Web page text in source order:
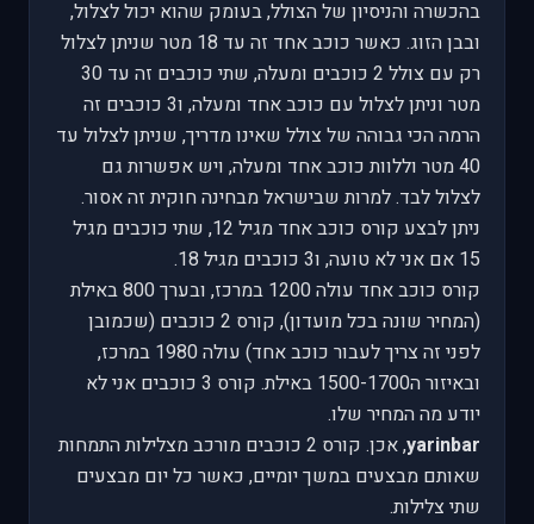
בהכשרה והניסיון של הצולל, בעומק שהוא יכול לצלול,
ובבן הזוג. כאשר כוכב אחד זה עד 18 מטר שניתן לצלול
רק עם צולל 2 כוכבים ומעלה, שתי כוכבים זה עד 30
מטר וניתן לצלול עם כוכב אחד ומעלה, ו3 כוכבים זה
הרמה הכי גבוהה של צולל שאינו מדריך, שניתן לצלול עד
40 מטר וללוות כוכב אחד ומעלה, ויש אפשרות גם
לצלול לבד. למרות שבישראל מבחינה חוקית זה אסור.
ניתן לבצע קורס כוכב אחד מגיל 12, שתי כוכבים מגיל
15 אם אני לא טועה, ו3 כוכבים מגיל 18.
קורס כוכב אחד עולה 1200 במרכז, ובערך 800 באילת
(המחיר שונה בכל מועדון), קורס 2 כוכבים (שכמובן
לפני זה צריך לעבור כוכב אחד) עולה 1980 במרכז,
ובאיזור ה1500-1700 באילת. קורס 3 כוכבים אני לא
יודע מה המחיר שלו.
yarinbar
, אכן. קורס 2 כוכבים מורכב מצלילות התמחות
שאותם מבצעים במשך יומיים, כאשר כל יום מבצעים
שתי צלילות.